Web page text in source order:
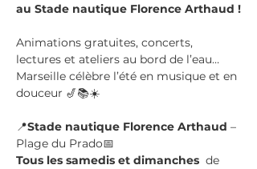
au Stade nautique Florence Arthaud !
Animations gratuites, concerts,
lectures et ateliers au bord de l’eau…
Marseille célèbre l’été en musique et en
douceur 🎷📚☀️
📍Stade nautique Florence Arthaud –
Plage du Prado📅
Tous les samedis et dimanches de